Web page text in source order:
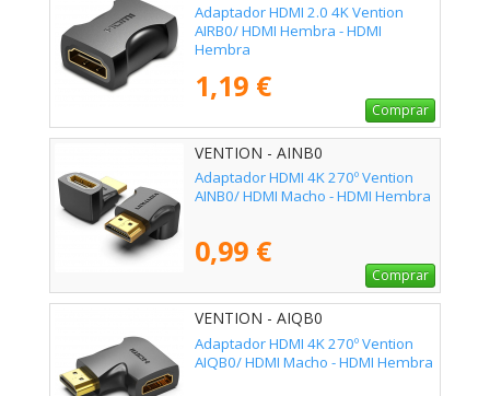
Adaptador HDMI 2.0 4K Vention
AIRB0/ HDMI Hembra - HDMI
Hembra
1,19 €
Comprar
VENTION - AINB0
Adaptador HDMI 4K 270º Vention
AINB0/ HDMI Macho - HDMI Hembra
0,99 €
Comprar
VENTION - AIQB0
Adaptador HDMI 4K 270º Vention
AIQB0/ HDMI Macho - HDMI Hembra